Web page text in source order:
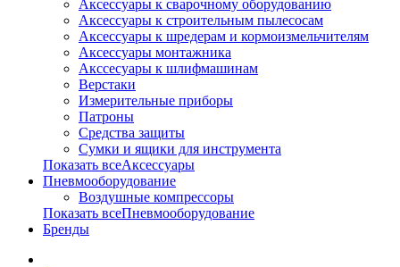
Аксессуары к сварочному оборудованию
Аксессуары к строительным пылесосам
Аксессуары к шредерам и кормоизмельчителям
Аксессуары монтажника
Акссесуары к шлифмашинам
Верстаки
Измерительные приборы
Патроны
Средства защиты
Сумки и ящики для инструмента
Показать всеАксессуары
Пневмооборудование
Воздушные компрессоры
Показать всеПневмооборудование
Бренды